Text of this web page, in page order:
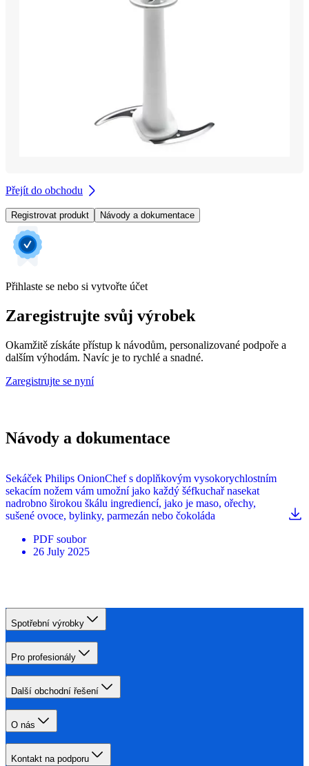
Přejít do obchodu
Registrovat produkt Návody a dokumentace
Přihlaste se nebo si vytvořte účet
Zaregistrujte svůj výrobek
Okamžitě získáte přístup k návodům, personalizované podpoře a
dalším výhodám. Navíc je to rychlé a snadné.
Zaregistrujte se nyní
Návody a dokumentace
Sekáček Philips OnionChef s doplňkovým vysokorychlostním
sekacím nožem vám umožní jako každý šéfkuchař nasekat
nadrobno širokou škálu ingrediencí, jako je maso, ořechy,
sušené ovoce, bylinky, parmezán nebo čokoláda
PDF soubor
26 July 2025
Spotřební výrobky
Pro profesionály
Další obchodní řešení
O nás
Kontakt na podporu